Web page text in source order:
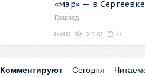
«мэр» — в Сергеевке
Главред
06:00 2 122 0
Комментируют Сегодня